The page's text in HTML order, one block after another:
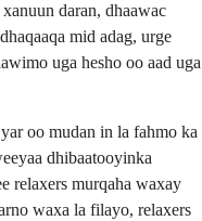
daran, dhaawac
mid adag, urge
uga hesho oo aad uga
oo mudan in la fahmo ka
dhibaatooyinka
relaxers murqaha waxay
waxa la filayo, relaxers